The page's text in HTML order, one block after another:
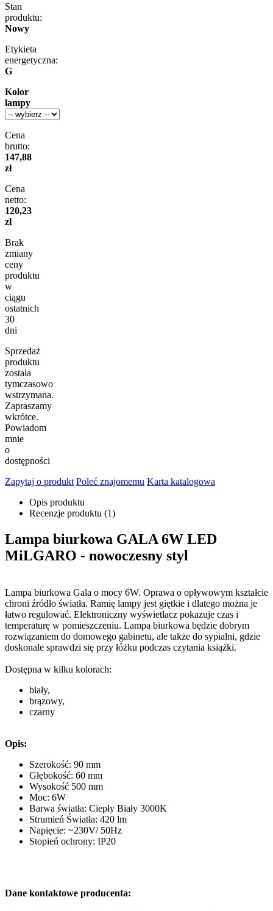
Stan
produktu:
Nowy
Etykieta
energetyczna:
G
Kolor
lampy
Cena
brutto:
147,88
zł
Cena
netto:
120,23
zł
Brak
zmiany
ceny
produktu
w
ciągu
ostatnich
30
dni
Sprzedaż
produktu
została
tymczasowo
wstrzymana.
Zapraszamy
wkrótce.
Powiadom
mnie
o
dostępności
Zapytaj o produkt Poleć znajomemu Karta katalogowa
Opis produktu
Recenzje produktu (1)
Lampa biurkowa GALA 6W LED
MiLGARO - nowoczesny styl
Lampa biurkowa Gala o mocy 6W. Oprawa o opływowym kształcie
chroni źródło światła. Ramię lampy jest giętkie i dlatego można je
łatwo regulować. Elektroniczny wyświetlacz pokazuje czas i
temperaturę w pomieszczeniu. Lampa biurkowa będzie dobrym
rozwiązaniem do domowego gabinetu, ale także do sypialni, gdzie
doskonale sprawdzi się przy łóżku podczas czytania książki.
Dostępna w kilku kolorach:
biały,
brązowy,
czarny
Opis:
Szerokość: 90 mm
Głębokość: 60 mm
Wysokość 500 mm
Moc: 6W
Barwa światła: Ciepły Biały 3000K
Strumień Światła: 420 lm
Napięcie: ~230V/ 50Hz
Stopień ochrony: IP20
Dane kontaktowe producenta: